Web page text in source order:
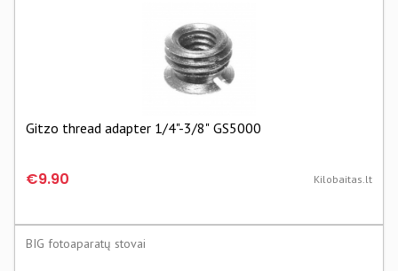
Gitzo thread adapter 1/4"-3/8" GS5000
€9.90 Kilobaitas.lt
BIG fotoaparatų stovai